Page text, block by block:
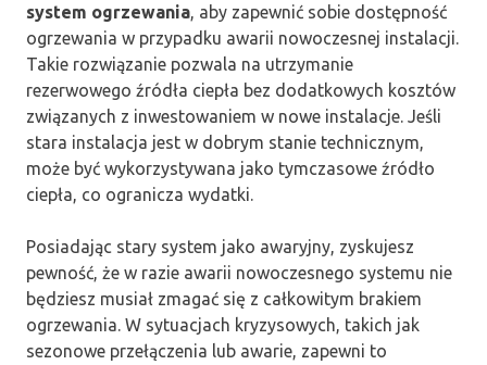
system ogrzewania, aby zapewnić sobie dostępność
ogrzewania w przypadku awarii nowoczesnej instalacji.
Takie rozwiązanie pozwala na utrzymanie
rezerwowego źródła ciepła bez dodatkowych kosztów
związanych z inwestowaniem w nowe instalacje. Jeśli
stara instalacja jest w dobrym stanie technicznym,
może być wykorzystywana jako tymczasowe źródło
ciepła, co ogranicza wydatki.
Posiadając stary system jako awaryjny, zyskujesz
pewność, że w razie awarii nowoczesnego systemu nie
będziesz musiał zmagać się z całkowitym brakiem
ogrzewania. W sytuacjach kryzysowych, takich jak
sezonowe przełączenia lub awarie, zapewni to